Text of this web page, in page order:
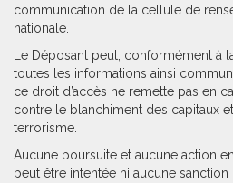
communication de la cellule de
nationale.
Le Déposant peut, conformément à
toutes les informations ainsi
ce droit d’accès ne remette pas en
contre le blanchiment des capitaux
terrorisme.
Aucune poursuite et aucune action
peut être intentée ni aucune